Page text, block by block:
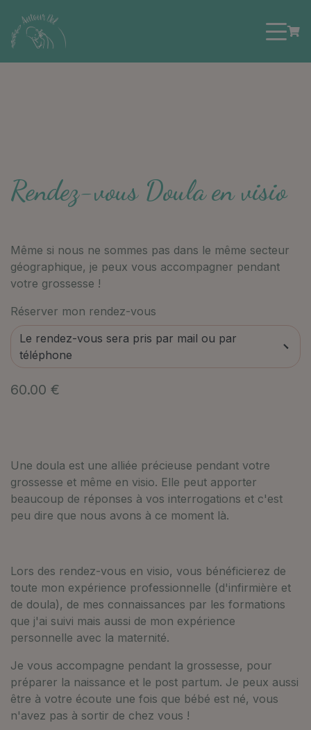
Rendez-vous Doula en visio
Même si nous ne sommes pas dans le même secteur
géographique, je peux vous accompagner pendant
votre grossesse !
Réserver mon rendez-vous
Le rendez-vous sera pris par mail ou par
téléphone
60.00 €
Une doula est une alliée précieuse pendant votre
grossesse et même en visio. Elle peut apporter
beaucoup de réponses à vos interrogations et c'est
peu dire que nous avons à ce moment là.
Lors des rendez-vous en visio, vous bénéficierez de
toute mon expérience professionnelle (d'infirmière et
de doula), de mes connaissances par les formations
que j'ai suivi mais aussi de mon expérience
personnelle avec la maternité.
Je vous accompagne pendant la grossesse, pour
préparer la naissance et le post partum. Je peux aussi
être à votre écoute une fois que bébé est né, vous
n'avez pas à sortir de chez vous !